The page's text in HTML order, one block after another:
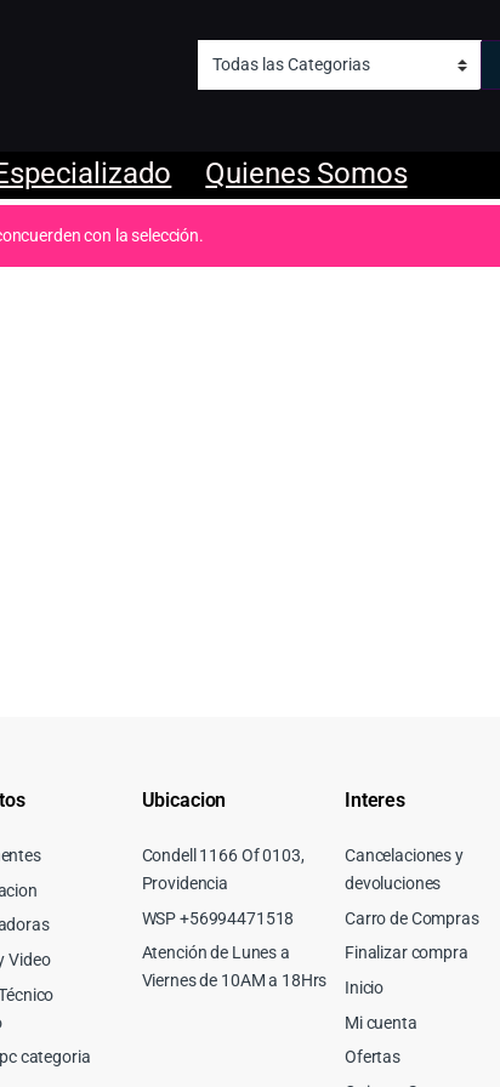
Quienes Somos
con la selección.
Video
categoria
Ubicacion
Condell 1166 Of 0103,
Providencia
WSP +56994471518
Atención de Lunes a
Viernes de 10AM a 18Hrs
Interes
Cancelaciones y
devoluciones
Carro de Compras
Finalizar compra
Inicio
Mi cuenta
Ofertas